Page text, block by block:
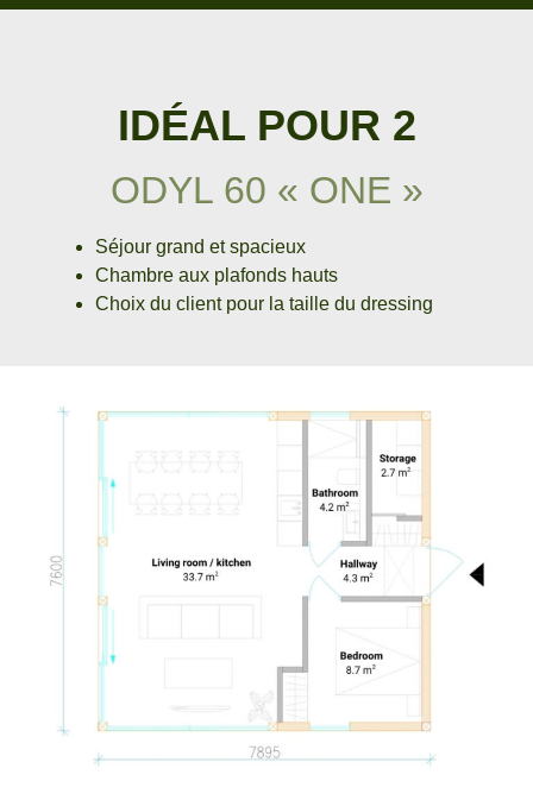
IDÉAL POUR 2
ODYL 60 « ONE »
Séjour grand et spacieux
Chambre aux plafonds hauts
Choix du client pour la taille du dressing